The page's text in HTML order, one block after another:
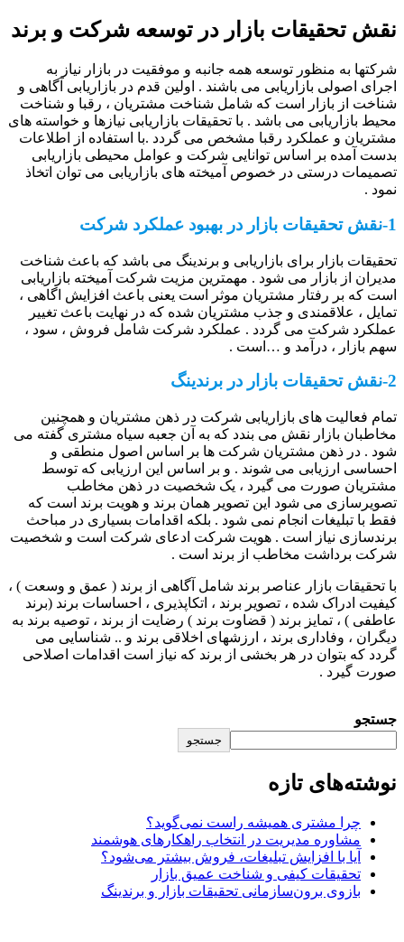
نقش تحقیقات بازار در توسعه شرکت و برند
شرکتها به منظور توسعه همه جانبه و موفقیت در بازار نیاز به
اجرای اصولی بازاریابی می باشند . اولین قدم در بازاریابی آگاهی و
شناخت از بازار است که شامل شناخت مشتریان ، رقبا و شناخت
محیط بازاریابی می باشد . با تحقیقات بازاریابی نیازها و خواسته های
مشتریان و عملکرد رقبا مشخص می گردد .با استفاده از اطلاعات
بدست آمده بر اساس توانایی شرکت و عوامل محیطی بازاریابی
تصمیمات درستی در خصوص آمیخته های بازاریابی می توان اتخاذ
نمود .
1-نقش تحقیقات بازار در بهبود عملکرد شرکت
تحقیقات بازار برای بازاریابی و برندینگ می باشد که باعث شناخت
مدیران از بازار می شود . مهمترین مزیت شرکت آمیخته بازاریابی
است که بر رفتار مشتریان موثر است یعنی باعث افزایش اگاهی ،
تمایل ، علاقمندی و جذب مشتریان شده که در نهایت باعث تغییر
عملکرد شرکت می گردد . عملکرد شرکت شامل فروش ، سود ،
سهم بازار ، درآمد و …است .
2-نقش تحقیقات بازار در برندینگ
تمام فعالیت های بازاریابی شرکت در ذهن مشتریان و همچنین
مخاطبان بازار نقش می بندد که به آن جعبه سیاه مشتری گفته می
شود . در ذهن مشتریان شرکت ها بر اساس اصول منطقی و
احساسی ارزیابی می شوند . و بر اساس این ارزیابی که توسط
مشتریان صورت می گیرد ، یک شخصیت در ذهن مخاطب
تصویرسازی می شود این تصویر همان برند و هویت برند است که
فقط با تبلیغات انجام نمی شود . بلکه اقدامات بسیاری در مباحث
برندسازی نیاز است . هویت شرکت ادعای شرکت است و شخصیت
شرکت برداشت مخاطب از برند است .
با تحقیقات بازار عناصر برند شامل آگاهی از برند ( عمق و وسعت ) ،
کیفیت ادراک شده ، تصویر برند ، اتکاپذیری ، احساسات برند (برند
عاطفی ) ، تمایز برند ( قضاوت برند ) رضایت از برند ، توصیه برند به
دیگران ، وفاداری برند ، ارزشهای اخلاقی برند و .. شناسایی می
گردد که بتوان در هر بخشی از برند که نیاز است اقدامات اصلاحی
صورت گیرد .
جستجو
جستجو
نوشته‌های تازه
چرا مشتری همیشه راست نمی‌گوید؟
مشاوره مدیریت در انتخاب راهکارهای هوشمند
آیا با افزایش تبلیغات، فروش بیشتر می‌شود؟
تحقیقات کیفی و شناخت عمیق بازار
بازوی برون‌سازمانی تحقیقات بازار و برندینگ